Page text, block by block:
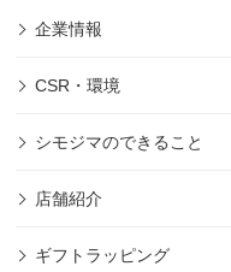
企業情報
CSR・環境
シモジマのできること
店舗紹介
ギフトラッピング